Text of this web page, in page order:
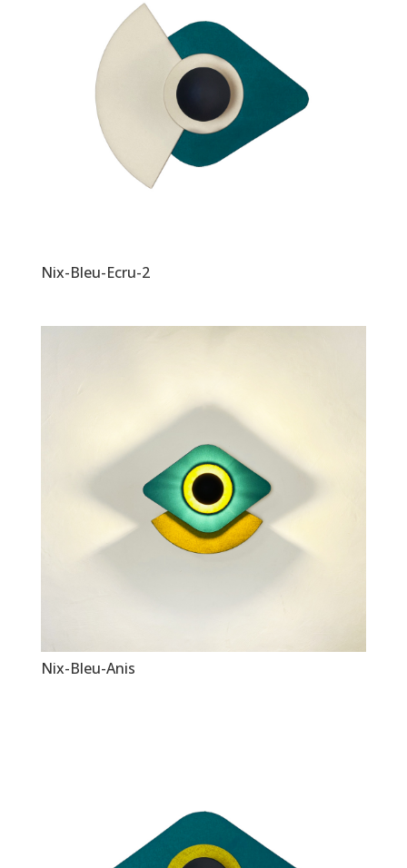
Nix-Bleu-Ecru-2
Nix-Bleu-Anis